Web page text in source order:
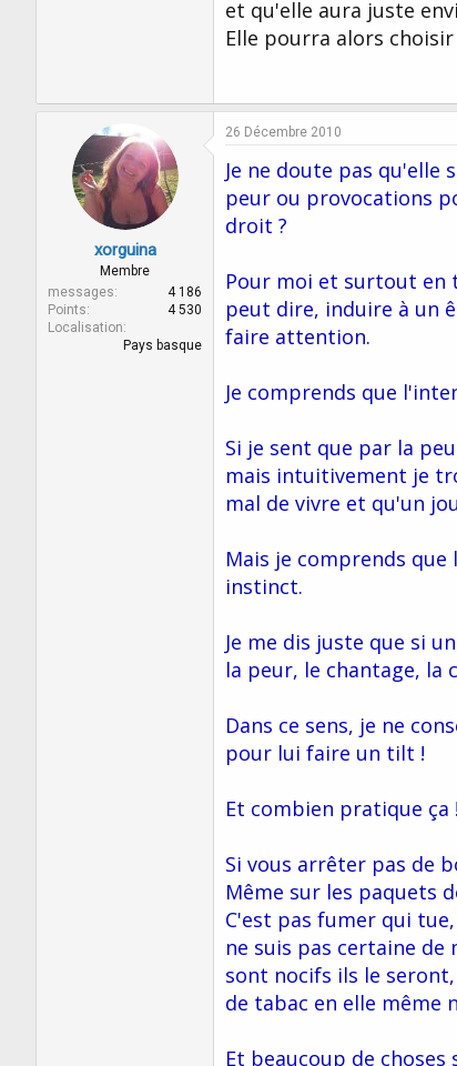
et qu'elle aura juste
Elle pourra alors
xorguina
Membre
messages
4 186
Points
4 530
Localisation
Pays basque
26 Décembre 2010
Je ne doute pas
peur ou provocations
droit ?
Pour moi et surtout en
peut dire, induire à un
faire attention.
Je comprends que
Si je sent que par la
mais intuitivement je
mal de vivre et qu'un
Mais je comprends
instinct.
Je me dis juste que si
la peur, le chantage, la
Dans ce sens, je ne
pour lui faire un tilt !
Et combien pratique ça
Si vous arrêter pas de
Même sur les paquets
C'est pas fumer qui
ne suis pas certaine de
sont nocifs ils le
de tabac en elle même
Et beaucoup de